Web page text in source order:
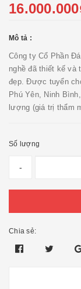
Mô tả :
Công ty Cổ Phần
nghề đã thiết kế và
đẹp. Được tuyển
Phú Yên, Ninh
lượng (giá trị thẩm
Số lượng
-
Chia sẻ: